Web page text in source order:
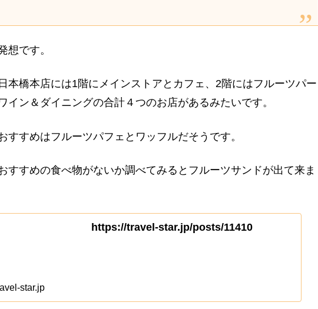
想です。
本橋本店には1階にメインストアとカフェ、2階にはフルーツパー
イン＆ダイニングの合計４つのお店があるみたいです。
すすめはフルーツパフェとワッフルだそうです。
すすめの食べ物がないか調べてみるとフルーツサンドが出て来ま
https://travel-star.jp/posts/11410
star.jp